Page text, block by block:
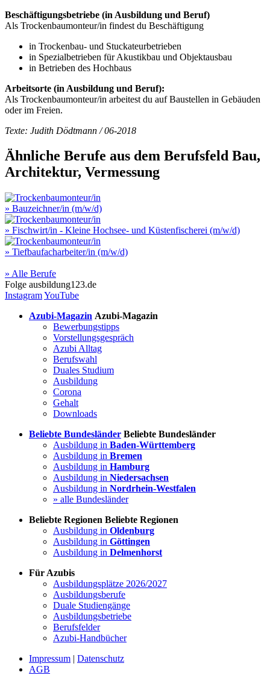
Beschäftigungsbetriebe (in Ausbildung und Beruf)
Als Trockenbaumonteur/in findest du Beschäftigung
in Trockenbau- und Stuckateurbetrieben
in Spezialbetrieben für Akustikbau und Objektausbau
in Betrieben des Hochbaus
Arbeitsorte (in Ausbildung und Beruf):
Als Trockenbaumonteur/in arbeitest du auf Baustellen in Gebäuden
oder im Freien.
Texte: Judith Dödtmann / 06-2018
Ähnliche Berufe aus dem Berufsfeld Bau,
Architektur, Vermessung
» Bauzeichner/in (m/w/d)
» Fischwirt/in - Kleine Hochsee- und Küstenfischerei (m/w/d)
» Tiefbaufacharbeiter/in (m/w/d)
» Alle Berufe
Folge ausbildung123.de
InstagramYouTube
Azubi-Magazin Azubi-Magazin
Bewerbungstipps
Vorstellungsgespräch
Azubi Alltag
Berufswahl
Duales Studium
Ausbildung
Corona
Gehalt
Downloads
Beliebte Bundesländer Beliebte Bundesländer
Ausbildung in Baden-Württemberg
Ausbildung in Bremen
Ausbildung in Hamburg
Ausbildung in Niedersachsen
Ausbildung in Nordrhein-Westfalen
» alle Bundesländer
Beliebte Regionen Beliebte Regionen
Ausbildung in Oldenburg
Ausbildung in Göttingen
Ausbildung in Delmenhorst
Für Azubis
Ausbildungsplätze 2026/2027
Ausbildungsberufe
Duale Studiengänge
Ausbildungsbetriebe
Berufsfelder
Azubi-Handbücher
Impressum | Datenschutz
AGB